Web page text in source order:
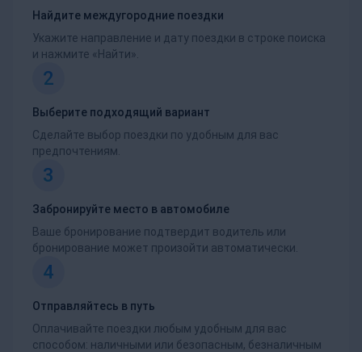
Найдите междугородние поездки
Укажите направление и дату поездки в строке поиска
и нажмите «Найти».
2
Выберите подходящий вариант
Сделайте выбор поездки по удобным для вас
предпочтениям.
3
Забронируйте место в автомобиле
Ваше бронирование подтвердит водитель или
бронирование может произойти автоматически.
4
Отправляйтесь в путь
Оплачивайте поездки любым удобным для вас
способом: наличными или безопасным, безналичным